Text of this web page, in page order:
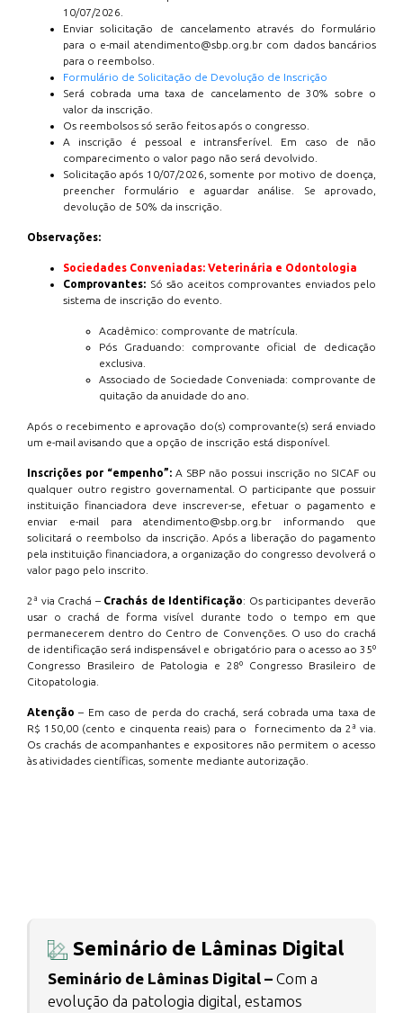
10/07/2026.
Enviar solicitação de cancelamento através do formulário
para o e-mail atendimento@sbp.org.br com dados bancários
para o reembolso.
Formulário de Solicitação de Devolução de Inscrição
Será cobrada uma taxa de cancelamento de 30% sobre o
valor da inscrição.
Os reembolsos só serão feitos após o congresso.
A inscrição é pessoal e intransferível. Em caso de não
comparecimento o valor pago não será devolvido.
Solicitação após 10/07/2026, somente por motivo de doença,
preencher formulário e aguardar análise. Se aprovado,
devolução de 50% da inscrição.
Observações:
Sociedades Conveniadas: Veterinária e Odontologia
Comprovantes: Só são aceitos comprovantes enviados pelo
sistema de inscrição do evento.
Acadêmico: comprovante de matrícula.
Pós Graduando: comprovante oficial de dedicação
exclusiva.
Associado de Sociedade Conveniada: comprovante de
quitação da anuidade do ano.
Após o recebimento e aprovação do(s) comprovante(s) será enviado
um e-mail avisando que a opção de inscrição está disponível.
Inscrições por “empenho”: A SBP não possui inscrição no SICAF ou
qualquer outro registro governamental. O participante que possuir
instituição financiadora deve inscrever-se, efetuar o pagamento e
enviar e-mail para atendimento@sbp.org.br informando que
solicitará o reembolso da inscrição. Após a liberação do pagamento
pela instituição financiadora, a organização do congresso devolverá o
valor pago pelo inscrito.
2ª via Crachá – Crachás de Identificação: Os participantes deverão
usar o crachá de forma visível durante todo o tempo em que
permanecerem dentro do Centro de Convenções. O uso do crachá
de identificação será indispensável e obrigatório para o acesso ao 35º
Congresso Brasileiro de Patologia e 28º Congresso Brasileiro de
Citopatologia.
Atenção – Em caso de perda do crachá, será cobrada uma taxa de
R$ 150,00 (cento e cinquenta reais) para o fornecimento da 2ª via.
Os crachás de acompanhantes e expositores não permitem o acesso
às atividades científicas, somente mediante autorização.
Seminário de Lâminas Digital
Seminário de Lâminas Digital – Com a
evolução da patologia digital, estamos